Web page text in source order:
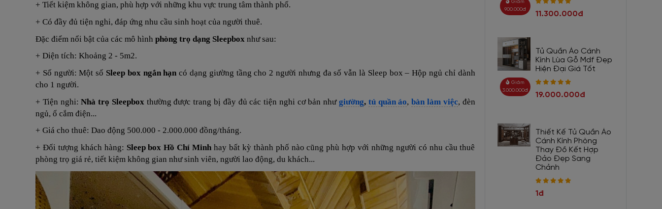
+ Tiết kiệm không gian, phù hợp với những khu vực trung tâm thành phố.
+ Có đầy đủ tiện nghi, đáp ứng nhu cầu sinh hoạt của người thuê.
Đặc điểm nổi bật của các mô hình phòng trọ dạng Sleepbox như sau:
+ Diện tích: Khoảng 2 - 5m2.
+ Số người: Một số Sleep box ngắn hạncó dạng giường tầng cho 2 người nhưng đa số vẫn là Sleep box – Hộp ngủ chỉ dành
cho 1 người.
+ Tiện nghi:Nhà trọ Sleepbox thường được trang bị đầy đủ các tiện nghi cơ bản nhưgiường, tủ quần áo,bàn làm việc, đèn
ngủ, ổ cắm điện...
+ Giá cho thuê: Dao động 500.000 - 2.000.000 đồng/tháng.
+ Đối tượng khách hàng: Sleep box Hồ Chí Minh hay bất kỳ thành phố nào cũng phù hợp với những người có nhu cầu thuê
phòng trọ giá rẻ, tiết kiệm không gian như sinh viên, người lao động, du khách...
Giảm
900.000đ
11.300.000đ
Giảm
3.000.000đ
Tủ Quần Áo Cánh
Kính Lùa Gỗ Mdf Đẹp
Hiện Đại Giá Tốt
19.000.000đ
Thiết Kế Tủ Quần Áo
Cánh Kính Phòng
Thay Đồ Kết Hợp
Đảo Đẹp Sang
Chảnh
1đ